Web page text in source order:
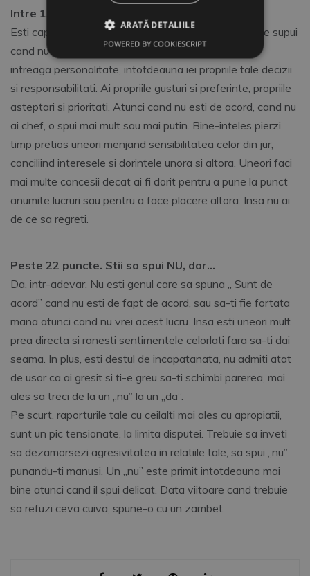
Intre 15 si 22 pincte. Stii sa spui NU.
Esti capabila sa te pliezi atunci cand este necesar, te supui
cand nu poti face altfel. Dar niciodata nu renunti cu
intreaga personalitate, intotdeauna iei propriile tale decizii
si responsabilitati. Ai propriile gusturi si preferinte, propriile
asteptari si prioritati. Atunci cand nu esti de acord, cand nu
ai chef, o spui mai mult sau mai putin. Bine-inteles pierzi
timp pretios uneori menjand sensibilitatea celor din jur,
conciliind interesele si dorintele unora si altora. Uneori faci
mai multe concesii decat ai fi dorit pentru a pune la punct
anumite lucruri sau pentru a face placere altora. Insa nu ai
de ce sa regreti.
Peste 22 puncte. Stii sa spui NU, dar…
Da, intr-adevar. Nu esti genul care sa spuna „ Sunt de
acord” cand nu esti de fapt de acord, sau sa-ti fie fortata
mana atunci cand nu vrei acest lucru. Insa esti uneori mult
prea directa si ranesti sentimentele celorlati fara sa-ti dai
seama. In plus, esti destul de incapatanata, nu admiti atat
de usor ca ai gresit si ti-e greu sa-ti schimbi parerea, mai
ales sa treci de la un „nu” la un „da”.
Pe scurt, raporturile tale cu ceilalti mai ales cu apropiatii,
sunt un pic tensionate, la limita disputei. Trebuie sa inveti
sa dezamorsezi agresivitatea in relatiile tale, sa spui „nu”
punandu-ti manusi. Un „nu” este primit intotdeauna mai
bine atunci cand il spui delicat. Data viitoare cand trebuie
sa refuzi ceva cuiva, spune-o cu un zambet.
ARATĂ DETALIILE
POWERED BY COOKIESCRIPT